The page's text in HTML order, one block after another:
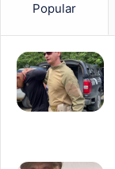
Popular